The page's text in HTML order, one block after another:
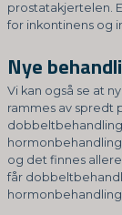
prostatakjertelen.
for inkontinens og
Nye
Vi kan også se at
rammes av spredt
og det finnes
får